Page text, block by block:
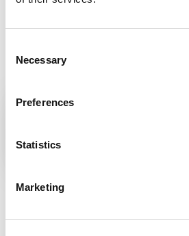
Selection
Necessary
Preferences
Statistics
Marketing
A BARBORA-ÚTVONAL